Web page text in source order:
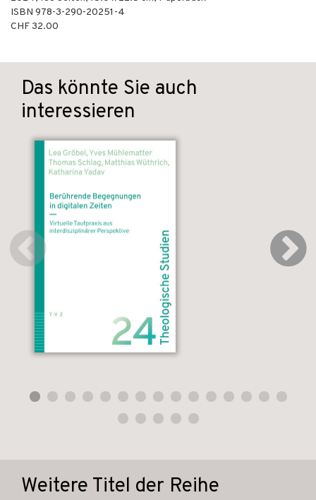
ISBN 978-3-290-20251-4
CHF 32.00
Das könnte Sie auch
interessieren
Weitere Titel der Reihe